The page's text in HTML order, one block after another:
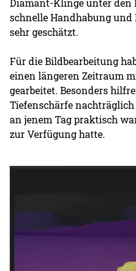
Diamant-Klinge unter den
schnelle Handhabung
sehr geschätzt.
Für die Bildbearbeitung
einen längeren Zeitraum
gearbeitet. Besonders
Tiefenschärfe nachträglich
an jenem Tag praktisch
zur Verfügung hatte.